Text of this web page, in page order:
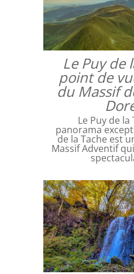
Le Puy de
point de
du Massif
Le Puy de la
panorama
de la Tache est
Massif Adventif